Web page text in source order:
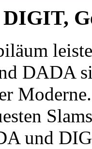
DADA
und